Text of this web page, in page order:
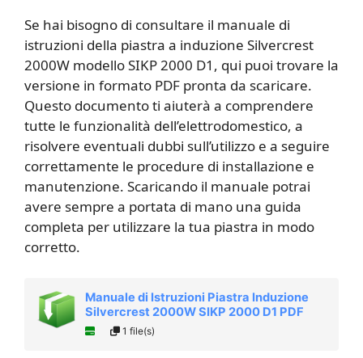
Se hai bisogno di consultare il manuale di
istruzioni della piastra a induzione Silvercrest
2000W modello SIKP 2000 D1, qui puoi trovare la
versione in formato PDF pronta da scaricare.
Questo documento ti aiuterà a comprendere
tutte le funzionalità dell’elettrodomestico, a
risolvere eventuali dubbi sull’utilizzo e a seguire
correttamente le procedure di installazione e
manutenzione. Scaricando il manuale potrai
avere sempre a portata di mano una guida
completa per utilizzare la tua piastra in modo
corretto.
Manuale di Istruzioni Piastra Induzione
Silvercrest 2000W SIKP 2000 D1 PDF
1 file(s)